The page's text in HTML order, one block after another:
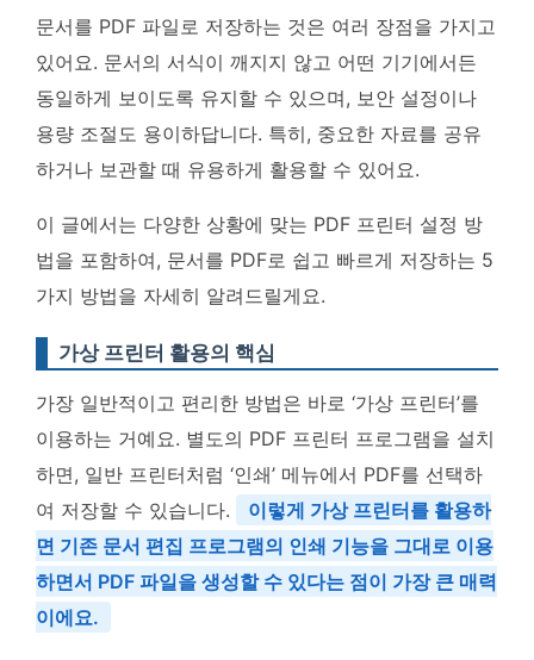
문서를 PDF 파일로 저장하는 것은 여러 장점을 가지고
있어요. 문서의 서식이 깨지지 않고 어떤 기기에서든
동일하게 보이도록 유지할 수 있으며, 보안 설정이나
용량 조절도 용이하답니다. 특히, 중요한 자료를 공유
하거나 보관할 때 유용하게 활용할 수 있어요.
이 글에서는 다양한 상황에 맞는 PDF 프린터 설정 방
법을 포함하여, 문서를 PDF로 쉽고 빠르게 저장하는 5
가지 방법을 자세히 알려드릴게요.
가상 프린터 활용의 핵심
가장 일반적이고 편리한 방법은 바로 ‘가상 프린터’를
이용하는 거예요. 별도의 PDF 프린터 프로그램을 설치
하면, 일반 프린터처럼 ‘인쇄’ 메뉴에서 PDF를 선택하
여 저장할 수 있습니다.
이렇게 가상 프린터를 활용하
면 기존 문서 편집 프로그램의 인쇄 기능을 그대로 이용
하면서 PDF 파일을 생성할 수 있다는 점이 가장 큰 매력
이에요.